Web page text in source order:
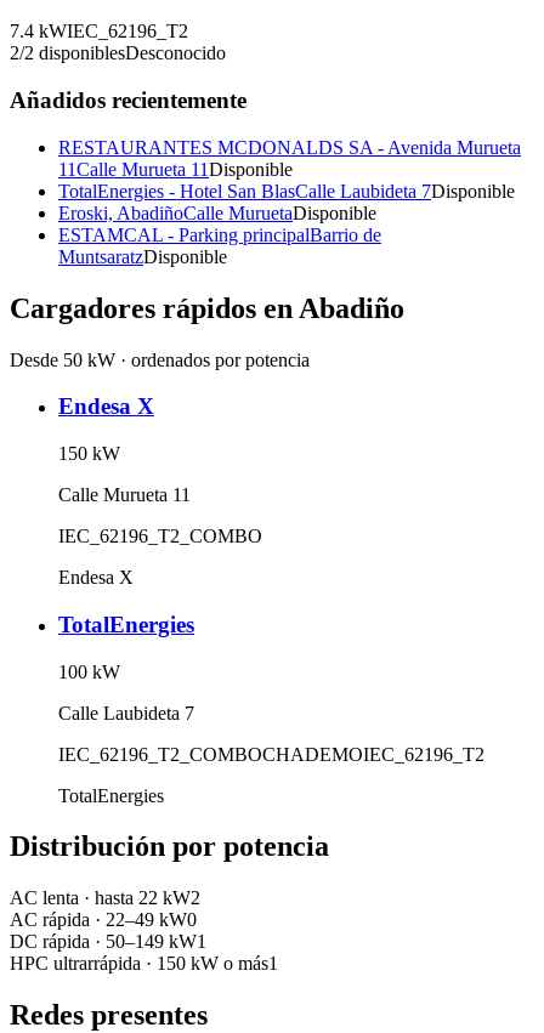
7.4 kWIEC_62196_T2
2/2 disponiblesDesconocido
Añadidos recientemente
RESTAURANTES MCDONALDS SA - Avenida Murueta
11Calle Murueta 11Disponible
TotalEnergies - Hotel San BlasCalle Laubideta 7Disponible
Eroski, AbadiñoCalle MuruetaDisponible
ESTAMCAL - Parking principalBarrio de
MuntsaratzDisponible
Cargadores rápidos en Abadiño
Desde 50 kW · ordenados por potencia
Endesa X
150 kW
Calle Murueta 11
IEC_62196_T2_COMBO
Endesa X
TotalEnergies
100 kW
Calle Laubideta 7
IEC_62196_T2_COMBOCHADEMOIEC_62196_T2
TotalEnergies
Distribución por potencia
AC lenta · hasta 22 kW2
AC rápida · 22–49 kW0
DC rápida · 50–149 kW1
HPC ultrarrápida · 150 kW o más1
Redes presentes